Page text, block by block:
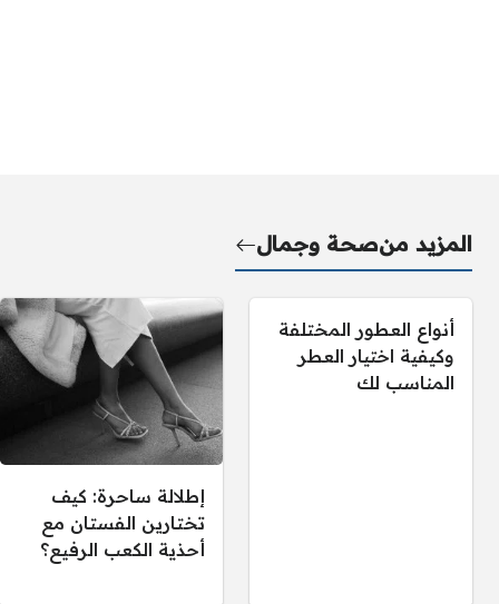
المزيد منصحة وجمال
أنواع العطور المختلفة
وكيفية اختيار العطر
المناسب لك
إطلالة ساحرة: كيف
تختارين الفستان مع
أحذية الكعب الرفيع؟